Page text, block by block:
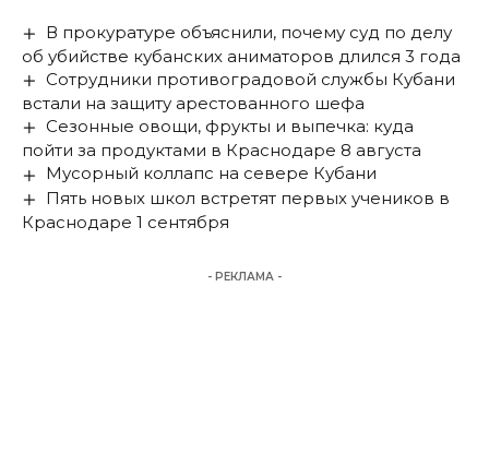
В прокуратуре объяснили, почему суд по делу
об убийстве кубанских аниматоров длился 3 года
Сотрудники противоградовой службы Кубани
встали на защиту арестованного шефа
Сезонные овощи, фрукты и выпечка: куда
пойти за продуктами в Краснодаре 8 августа
Мусорный коллапс на севере Кубани
Пять новых школ встретят первых учеников в
Краснодаре 1 сентября
- РЕКЛАМА -